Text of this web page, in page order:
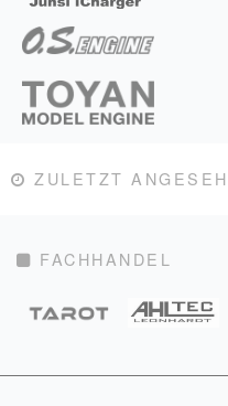
ZULETZT
FACHHANDEL